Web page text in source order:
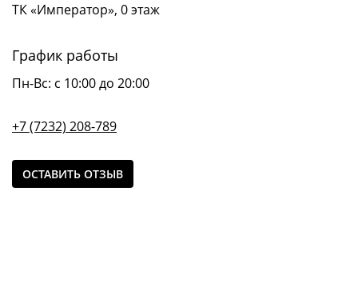
ТК «Император», 0 этаж
График работы
Пн-Вс: c 10:00 до 20:00
+7 (7232) 208-789
ОСТАВИТЬ ОТЗЫВ